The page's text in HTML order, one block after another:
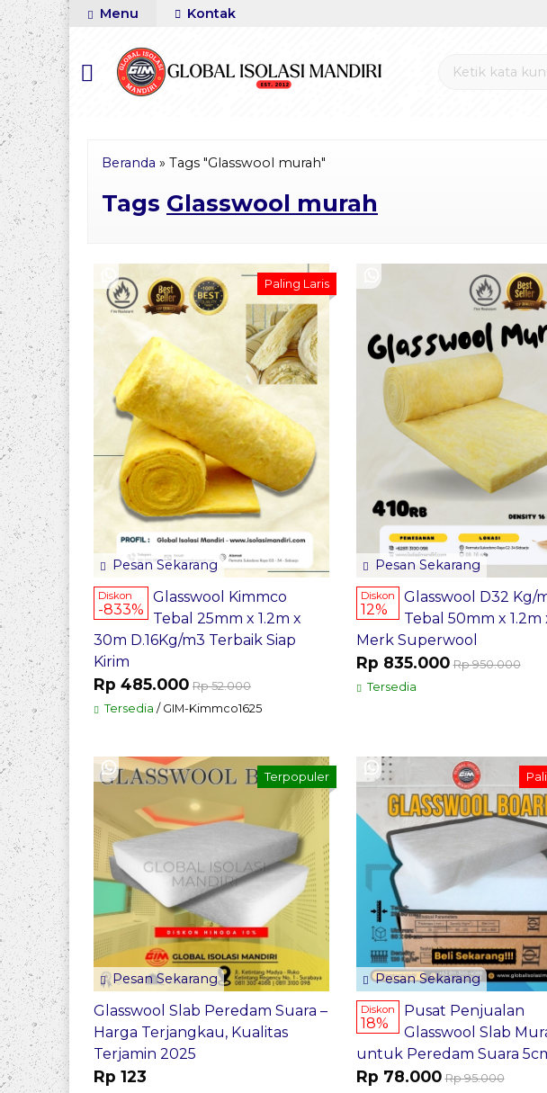
Menu Kontak
Beranda » Tags "Glasswool murah"
Tags Glasswool murah
Pesan Sekarang
Paling Laris
Diskon
-833%
Glasswool Kimmco
Tebal 25mm x 1.2m x
30m D.16Kg/m3 Terbaik Siap
Kirim
Rp 485.000 Rp 52.000
Tersedia / GIM-Kimmco1625
Pesan Sekarang
Diskon
12%
Glasswool D32 Kg/
Tebal 50mm x 1.2m
Merk Superwool
Rp 835.000 Rp 950.000
Tersedia
Pesan Sekarang
Terpopuler
Glasswool Slab Peredam Suara –
Harga Terjangkau, Kualitas
Terjamin 2025
Rp 123
Pesan Sekarang
Diskon
18%
Pusat Penjualan
Glasswool Slab
untuk Peredam Suara
Rp 78.000 Rp 95.000